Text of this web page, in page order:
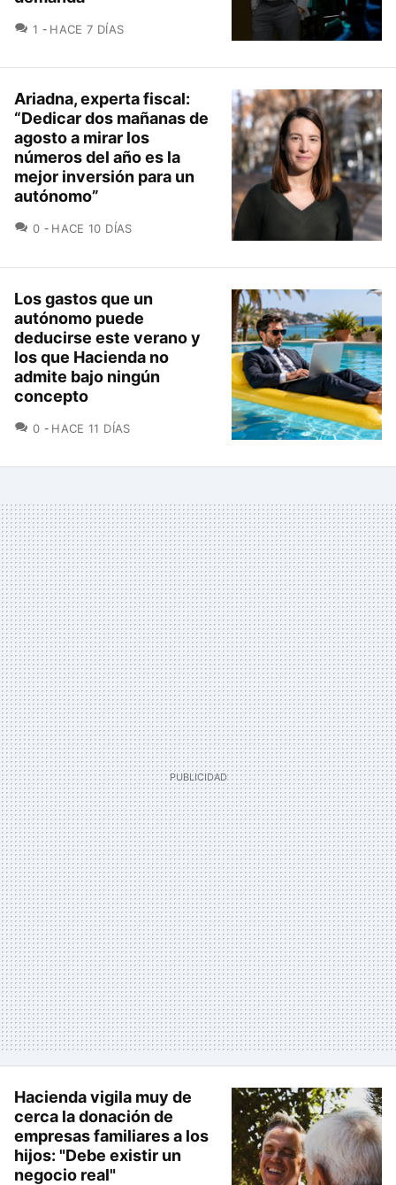
1 COMENTARIOS
HACE 7 DÍAS
Ariadna, experta fiscal:
“Dedicar dos mañanas de
agosto a mirar los
números del año es la
mejor inversión para un
autónomo”
0 COMENTARIOS
HACE 10 DÍAS
Los gastos que un
autónomo puede
deducirse este verano y
los que Hacienda no
admite bajo ningún
concepto
0 COMENTARIOS
HACE 11 DÍAS
Hacienda vigila muy de
cerca la donación de
empresas familiares a los
hijos: "Debe existir un
negocio real"